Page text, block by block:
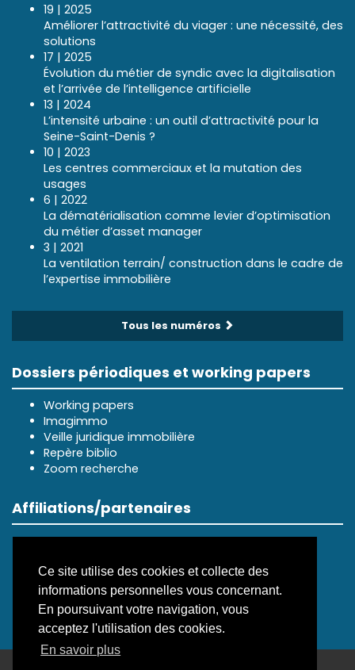
Ce site utilise des cookies et collecte des
informations personnelles vous concernant.
En poursuivant votre navigation, vous
acceptez l'utilisation des cookies.
En savoir plus
19 | 2025
Améliorer l’attractivité du viager : une nécessité, des
solutions
17 | 2025
Évolution du métier de syndic avec la digitalisation
et l’arrivée de l’intelligence artificielle
13 | 2024
L’intensité urbaine : un outil d’attractivité pour la
Seine-Saint-Denis ?
10 | 2023
Les centres commerciaux et la mutation des
usages
6 | 2022
La dématérialisation comme levier d’optimisation
du métier d’asset manager
3 | 2021
La ventilation terrain/ construction dans le cadre de
l’expertise immobilière
Tous les numéros
Dossiers périodiques et working papers
Working papers
Imagimmo
Veille juridique immobilière
Repère biblio
Zoom recherche
Affiliations/partenaires